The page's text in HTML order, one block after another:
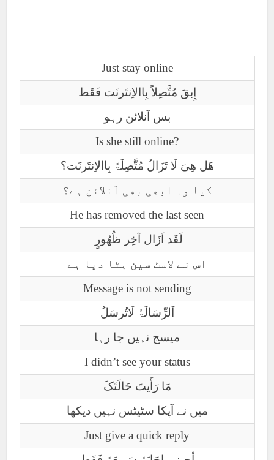
Just stay online
إِبقَ مُتَّصِلاً بِاالاِنتَرنَت فَقَط
بس آنلائن رہو
Is she still online?
ھَل ھِیَ لَا تَزَالُ مُتَّصِلَۃً بِاالاِنتَرنَت؟
کیا وہ ابھی بھی آنلائن ہے؟
He has removed the last seen
لَقَد اَزَال آخِر ظُھُورٍ
اس نے لاسٹ سین ہٹا دیا ہے
Message is not sending
اَلرِّسَالَۃُ لَاتُرسَلُ
میسج نہیں جا رہا
I didn’t see your status
مَا رَأَیتَ حَالَتَکَ
میں نے آپکا سٹیٹس نہیں دیکھا
Just give a quick reply